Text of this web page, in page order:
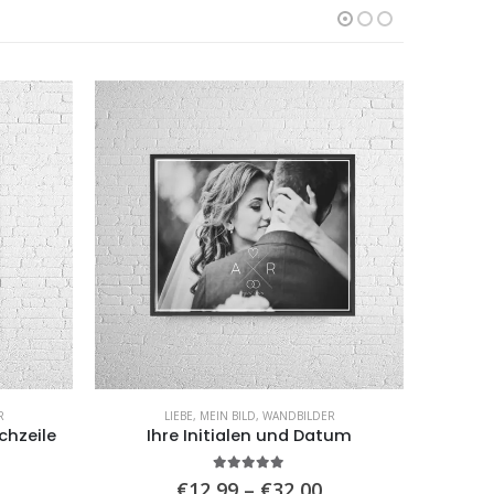
LIEBE, MEIN BILD, WANDBILDER
Ihre Initialen und Datum
Preisspanne: